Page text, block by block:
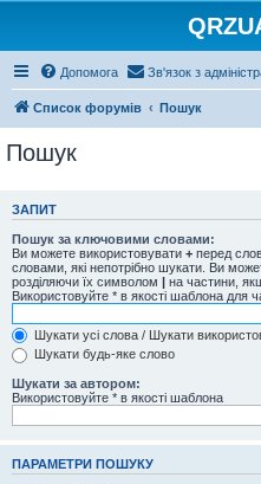
Допомога Зв'язок з
Список форумів Пошук
Пошук
ЗАПИТ
Пошук за ключовими словами:
Ви можете використовувати + перед
словами, які непотрібно шукати. Ви
розділяючи їх символом | на частини,
Використовуйте * в якості шаблона для
Шукати усі слова / Шукати
Шукати будь-яке слово
Шукати за автором:
Використовуйте * в якості шаблона
ПАРАМЕТРИ ПОШУКУ